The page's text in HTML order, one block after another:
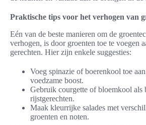
Praktische tips voor het verhogen van
Eén van de beste manieren om de
verhogen, is door groenten toe te voegen
gerechten. Hier zijn enkele suggesties:
Voeg spinazie of boerenkool toe
voedzame boost.
Gebruik courgette of bloemkool als
rijstgerechten.
Maak kleurrijke salades met
groenten en noten.